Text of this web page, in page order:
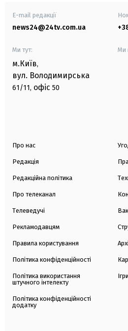
E-mail редакції
news24@24tv.com.ua
Ми тут:
м.Київ,
вул. Володимирська
61/11, офіс 50
Ми
Про нас
Редакція
Редакційна політика
Про телеканал
Телеведучі
Рекламодавцям
Правила користування
Політика конфіденційності
Політика використання
штучного інтелекту
Політика конфіденційності
додатку
Ігри